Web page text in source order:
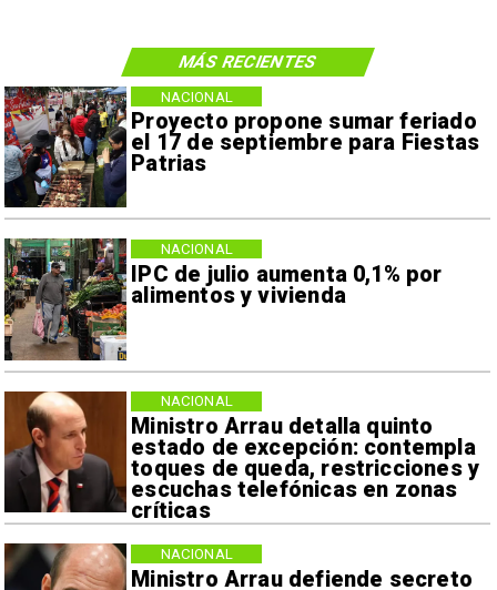
Proyecto propone sumar feriado
el 17 de septiembre para Fiestas
Patrias
NACIONAL
IPC de julio aumenta 0,1% por
alimentos y vivienda
NACIONAL
Ministro Arrau detalla quinto
estado de excepción: contempla
toques de queda, restricciones y
escuchas telefónicas en zonas
críticas
NACIONAL
Ministro Arrau defiende secreto
NACIONAL
MÁS RECIENTES